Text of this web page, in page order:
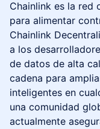
​​​Chainlink es la red
para alimentar
Chainlink
a los
de datos de alta
cadena para
inteligentes en
una comunidad
actualmente